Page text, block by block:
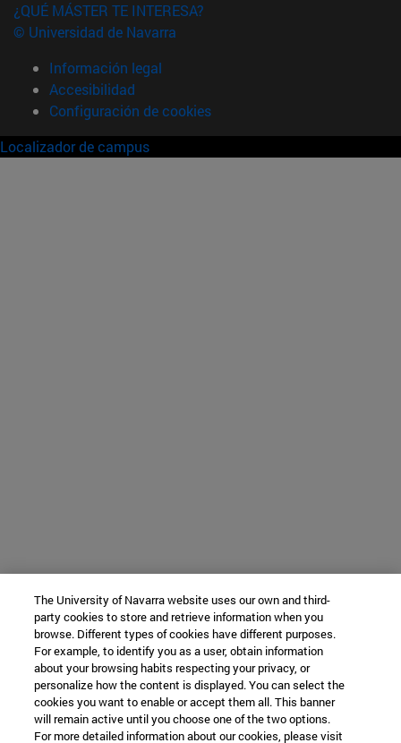
¿QUÉ MÁSTER TE INTERESA?
© Universidad de Navarra
Información legal
Accesibilidad
Configuración de cookies
Localizador de campus
The University of Navarra website uses our own and third-
party cookies to store and retrieve information when you
browse. Different types of cookies have different purposes.
For example, to identify you as a user, obtain information
about your browsing habits respecting your privacy, or
personalize how the content is displayed. You can select the
cookies you want to enable or accept them all. This banner
will remain active until you choose one of the two options.
For more detailed information about our cookies, please visit